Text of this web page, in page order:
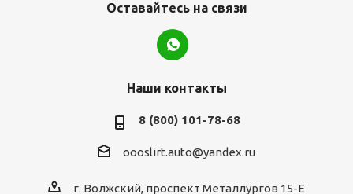
Оставайтесь на связи
Наши контакты
8 (800) 101-78-68
oooslirt.auto@yandex.ru
г. Волжский, проспект Металлургов 15-Е